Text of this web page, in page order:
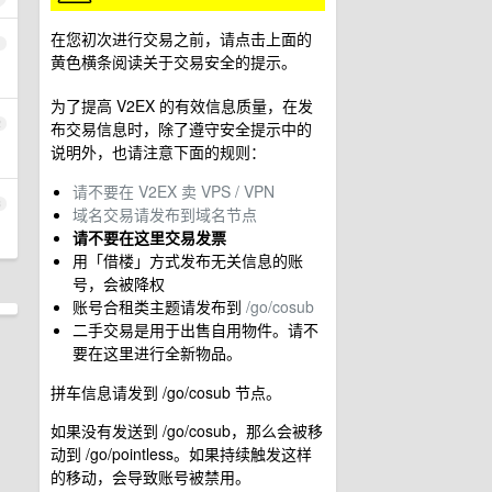
在您初次进行交易之前，请点击上面的
黄色横条阅读关于交易安全的提示。
为了提高 V2EX 的有效信息质量，在发
布交易信息时，除了遵守安全提示中的
说明外，也请注意下面的规则：
请不要在 V2EX 卖 VPS / VPN
域名交易请发布到域名节点
请不要在这里交易发票
用「借楼」方式发布无关信息的账
号，会被降权
账号合租类主题请发布到 /go/cosub
二手交易是用于出售自用物件。请不
要在这里进行全新物品。
拼车信息请发到 /go/cosub 节点。
如果没有发送到 /go/cosub，那么会被移
动到 /go/pointless。如果持续触发这样
的移动，会导致账号被禁用。